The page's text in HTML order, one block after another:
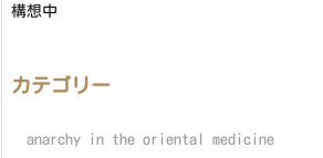
構想中
カテゴリー
anarchy in the oriental medicine